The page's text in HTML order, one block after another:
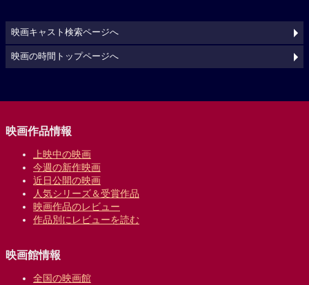
映画キャスト検索ページへ
映画の時間トップページへ
映画作品情報
上映中の映画
今週の新作映画
近日公開の映画
人気シリーズ＆受賞作品
映画作品のレビュー
作品別にレビューを読む
映画館情報
全国の映画館